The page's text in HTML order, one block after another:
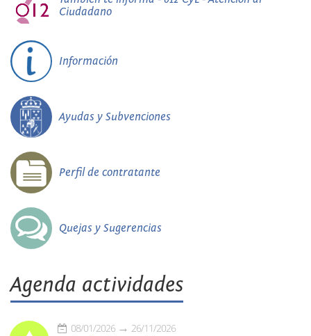
Ciudadano
Información
Ayudas y Subvenciones
Perfil de contratante
Quejas y Sugerencias
Agenda actividades
08/01/2026 26/11/2026